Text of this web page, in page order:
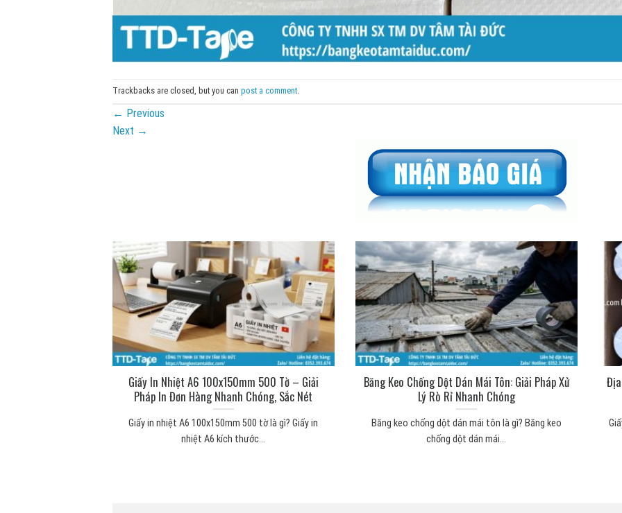
Trackbacks are closed, but you can post a comment
← Previous
Next →
Giấy In Nhiệt A6 100x150mm 500 Tờ – Giải
Pháp In Đơn Hàng Nhanh Chóng, Sắc Nét
Giấy in nhiệt A6 100x150mm 500 tờ là gì? Giấy in
nhiệt A6 kích thước...
Băng Keo Chống Dột Dán Mái Tôn: Giải Pháp Xử
Lý Rò Rỉ Nhanh Chóng
Băng keo chống dột dán mái tôn là gì? Băng keo
chống dột dán mái...